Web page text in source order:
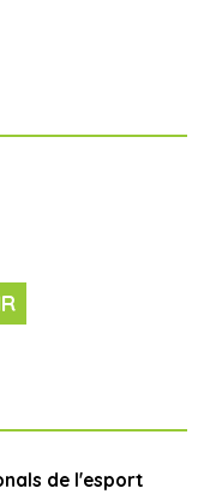
de l'esport